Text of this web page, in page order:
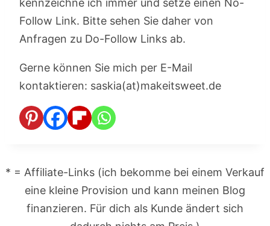
kennzeichne ich immer und setze einen No-
Follow Link. Bitte sehen Sie daher von
Anfragen zu Do-Follow Links ab.
Gerne können Sie mich per E-Mail
kontaktieren: saskia(at)makeitsweet.de
* = Affiliate-Links (ich bekomme bei einem Verkauf
eine kleine Provision und kann meinen Blog
finanzieren. Für dich als Kunde ändert sich